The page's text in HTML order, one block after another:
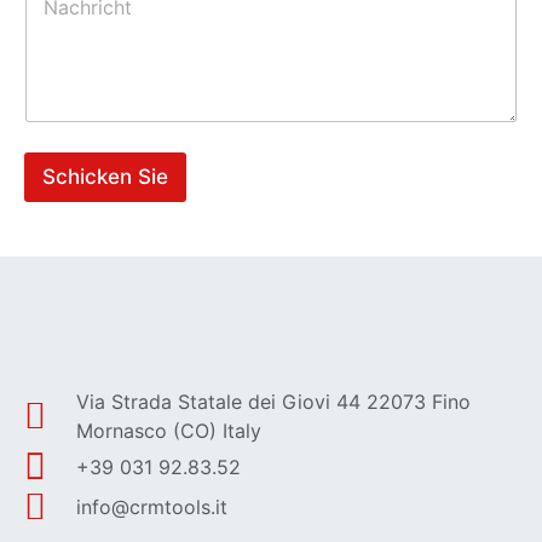
c
h
Schicken Sie
Via Strada Statale dei Giovi 44 22073 Fino
Mornasco (CO) Italy
+39 031 92.83.52
info@crmtools.it